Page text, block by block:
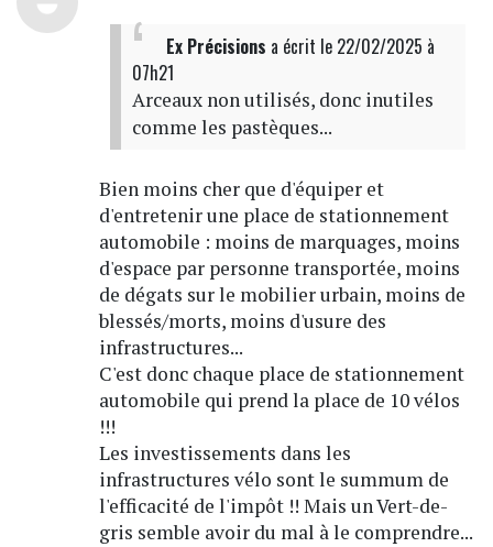
Ex Précisions a écrit le 22/02/2025 à
07h21
Arceaux non utilisés, donc inutiles
comme les pastèques...
Bien moins cher que d'équiper et
d'entretenir une place de stationnement
automobile : moins de marquages, moins
d'espace par personne transportée, moins
de dégats sur le mobilier urbain, moins de
blessés/morts, moins d'usure des
infrastructures...
C'est donc chaque place de stationnement
automobile qui prend la place de 10 vélos
!!!
Les investissements dans les
infrastructures vélo sont le summum de
l'efficacité de l'impôt !! Mais un Vert-de-
gris semble avoir du mal à le comprendre...